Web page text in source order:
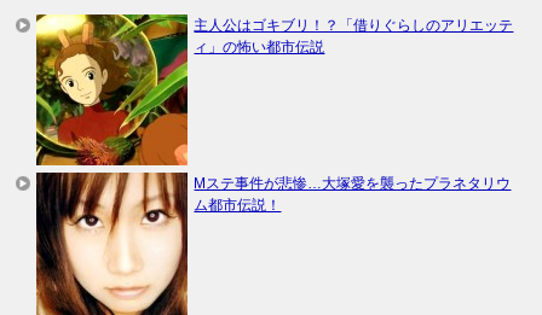
主人公はゴキブリ！？「借りぐらしのアリエッテ
ィ」の怖い都市伝説
Mステ事件が悲惨…大塚愛を襲ったプラネタリウ
ム都市伝説！